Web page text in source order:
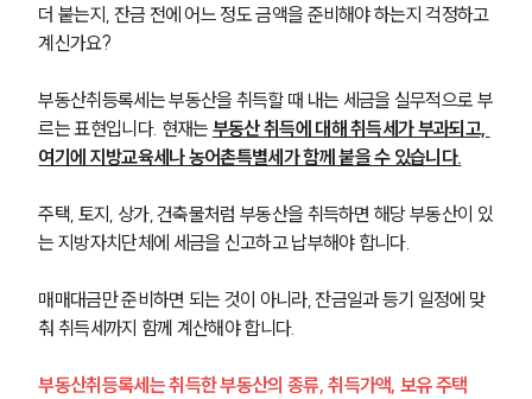
더 붙는지, 잔금 전에 어느 정도 금액을 준비해야 하는지 걱정하고
계신가요?
부동산취등록세는 부동산을 취득할 때 내는 세금을 실무적으로 부
르는 표현입니다. 현재는 부동산 취득에 대해 취득세가 부과되고,
여기에 지방교육세나 농어촌특별세가 함께 붙을 수 있습니다.
주택, 토지, 상가, 건축물처럼 부동산을 취득하면 해당 부동산이 있
는 지방자치단체에 세금을 신고하고 납부해야 합니다.
매매대금만 준비하면 되는 것이 아니라, 잔금일과 등기 일정에 맞
춰 취득세까지 함께 계산해야 합니다.
부동산취등록세는 취득한 부동산의 종류, 취득가액, 보유 주택